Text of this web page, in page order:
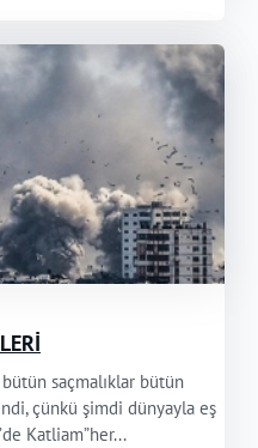
saçmalıklar bütün
çünkü şimdi dünyayla eş
Katliam”her...